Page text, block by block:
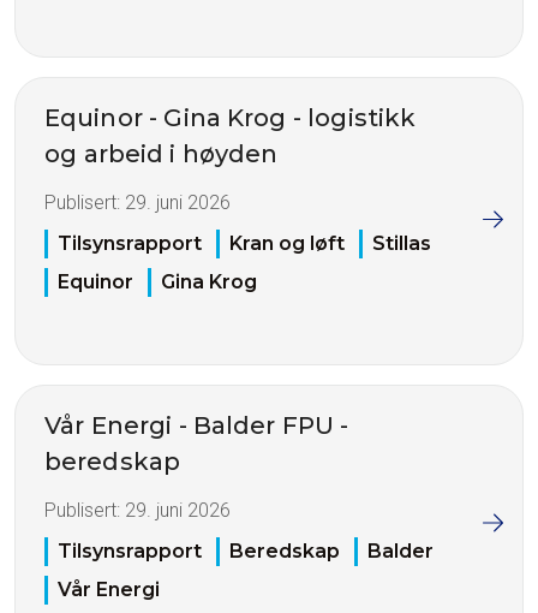
Equinor - Gina Krog - logistikk
og arbeid i høyden
Publisert: 29. juni 2026
Tilsynsrapport
Kran og løft
Stillas
Equinor
Gina Krog
Vår Energi - Balder FPU -
beredskap
Publisert: 29. juni 2026
Tilsynsrapport
Beredskap
Balder
Vår Energi